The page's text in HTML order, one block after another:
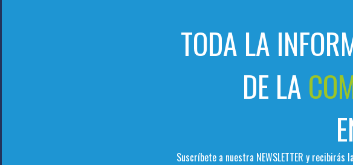
TODA LA
DE LA
Suscríbete a nuestra NEWSLETTER y